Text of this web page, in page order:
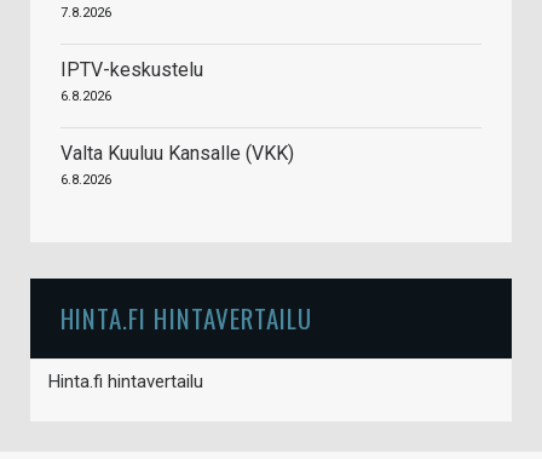
7.8.2026
IPTV-keskustelu
6.8.2026
Valta Kuuluu Kansalle (VKK)
6.8.2026
HINTA.FI HINTAVERTAILU
Hinta.fi hintavertailu